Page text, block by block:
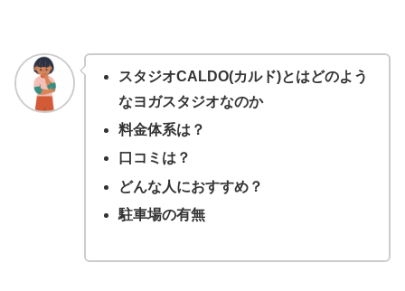
スタジオCALDO(カルド)とはどのよう
なヨガスタジオなのか
料金体系は？
口コミは？
どんな人におすすめ？
駐車場の有無